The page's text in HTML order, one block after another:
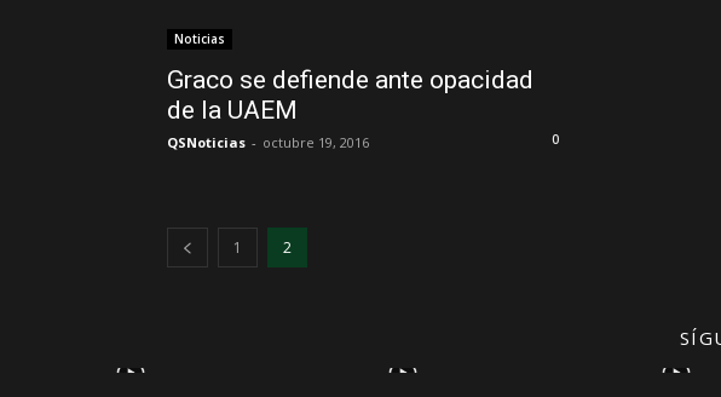
Noticias
Graco se defiende ante opacidad
de la UAEM
QSNoticias - octubre 19, 2016 0
1 2